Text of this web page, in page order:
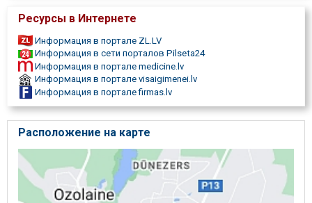
Ресурсы в Интернете
Информация в портале ZL.LV
Информация в сети порталов Pilseta24
Информация в портале medicine.lv
Информация в портале visaigimenei.lv
Информация в портале firmas.lv
Расположение на карте